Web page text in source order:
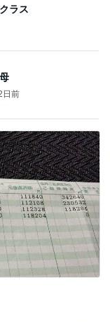
ラス
日前